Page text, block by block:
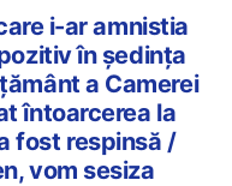
i-ar amnistia
în ședința
a Camerei
întoarcerea la
fost respinsă /
vom sesiza